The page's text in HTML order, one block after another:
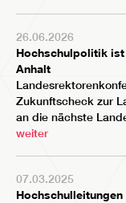
26.06.2026
Hochschulpolitik
Anhalt
Zukunftscheck zur
an die nächste
weiter
07.03.2025